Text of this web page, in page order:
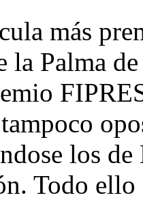
más
la Palma
los
Todo